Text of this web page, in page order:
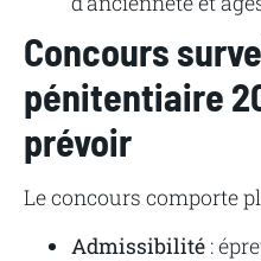
Concours
pénitentiaire
prévoir
Le concours comporte
Admissibilité :